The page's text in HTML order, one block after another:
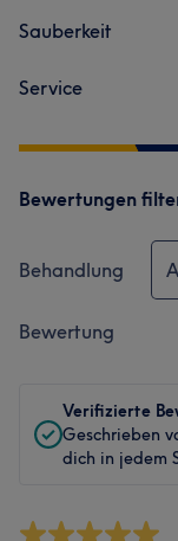
Sauberkeit
Service
Bewertungen
Behandlung
Bewertung
Verifizierte
Geschrieben
dich in jedem